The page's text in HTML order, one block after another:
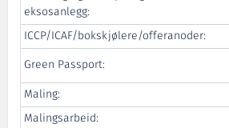
eksosanlegg:
ICCP/ICAF/bokskjølere/offeranoder:
Green Passport:
Maling:
Malingsarbeid: